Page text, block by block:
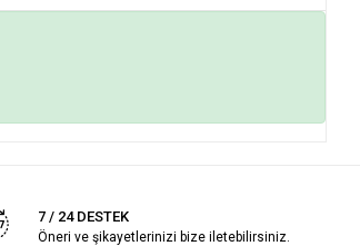
7 / 24 DESTEK
Öneri ve şikayetlerinizi bize iletebilirsiniz.